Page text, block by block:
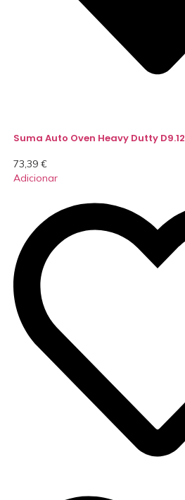
Suma Auto Oven Heavy Dutty D9.12
73,39 €
Adicionar